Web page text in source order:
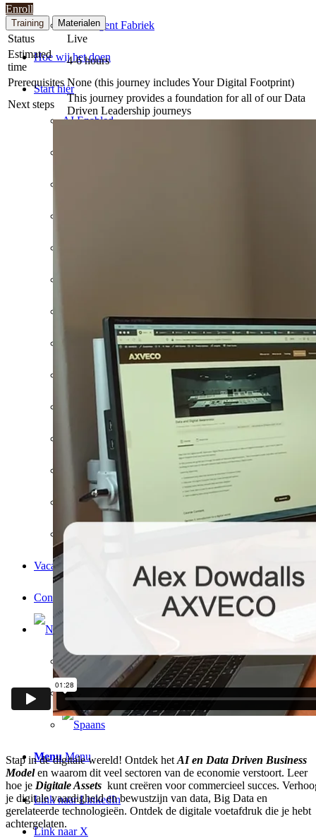
Smart Agent Fabriek
Hoe wij het doen
Start hier
AI Enabled
Business Intelligence
Blockchain Foundation
Data Driven Foundation
Data Driven Leadership
Data Management
Metaverse
Growth en Digital Marketing
Vacatures
Contact
Menu Menu
Link naar LinkedIn
Link naar X
Enroll
Training Materialen
Status
Live
Estimated
time
4-6 hours
Prerequisites None (this journey includes Your Digital Footprint)
Next steps
This journey provides a foundation for all of our Data
Driven Leadership journeys
Stap in de digitale wereld! Ontdek het AI en Data Driven Business
Modelen waarom dit veel sectoren van de economie verstoort. Leer
hoe je Digitale Assets kunt creëren voor commercieel succes.
je digitale vaardigheid en bewustzijn van data, Big Data en
gerelateerde technologieën. Ontdek de digitale voetafdruk die je hebt
achtergelaten.